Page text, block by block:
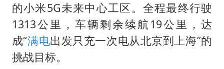
的小米5G未来中心工区。全程最终行驶
1313公里，车辆剩余续航19公里，达
成“满电出发只充一次电从北京到上海”的
挑战目标。